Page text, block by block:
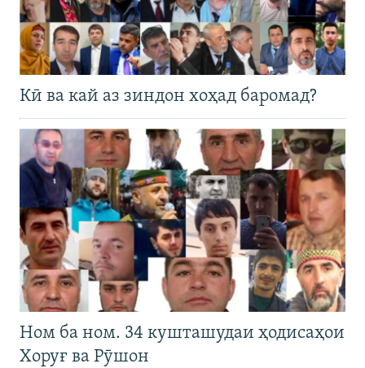
Кӣ ва кай аз зиндон хоҳад баромад?
Ном ба ном. 34 кушташудаи ҳодисаҳои
Хоруғ ва Рӯшон